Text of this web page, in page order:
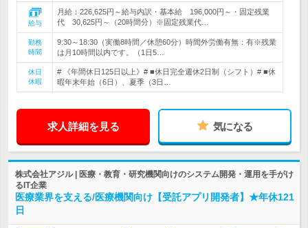
給与
月給：226,625円～給与内訳・基本給 196,000円～・固定残業
代 30,625円～（20時間分）※固定残業代…
勤務
時間
9:30～18:30（実働8時間／休憩60分）時間外労働有無：有※残業
は月10時間以内です。（1日5…
休日
休暇
# 《年間休日125日以上》# ■休日完全週休2日制（シフト）# ■休
暇年末年始（6日）、夏季（3日…
求人詳細を見る 気になる
株式会社アジル | 医療・教育・研究機関向けのシステム開発・運用を手がけ
るIT企業
医療業界を支える/医療機関向け【受託アプリ開発者】★年休121
日